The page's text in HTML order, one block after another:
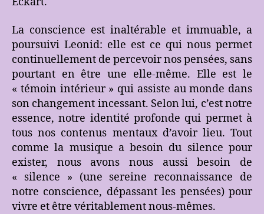
La conscience est inaltérable et immuable, a
poursuivi Leonid: elle est ce qui nous permet
continuellement de percevoir nos pensées, sans
pourtant en être une elle-même. Elle est le
« témoin intérieur » qui assiste au monde dans
son changement incessant. Selon lui, c’est notre
essence, notre identité profonde qui permet à
tous nos contenus mentaux d’avoir lieu. Tout
comme la musique a besoin du silence pour
exister, nous avons nous aussi besoin de
« silence » (une sereine reconnaissance de
notre conscience, dépassant les pensées) pour
vivre et être véritablement nous-mêmes.